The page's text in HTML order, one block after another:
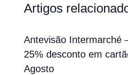
Artigos
Antevisão Intermarché
25% desconto em
Agosto